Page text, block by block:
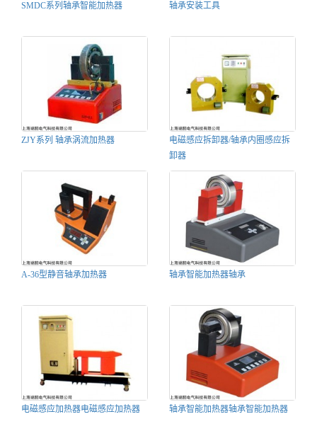
SMDC系列轴承智能加热器 轴承安装工具
ZJY系列 轴承涡流加热器
电磁感应拆卸器/轴承内圈感应拆
卸器
A-36型静音轴承加热器 轴承智能加热器轴承
电磁感应加热器电磁感应加热器 轴承智能加热器轴承智能加热器